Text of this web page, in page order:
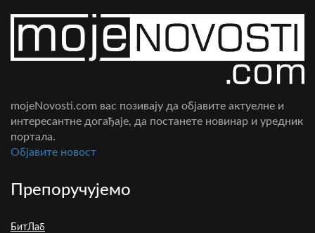
mojeNovosti.com вас позивају да објавите актуелне и
интересантне догађаје, да постанете новинар и уредник
портала.
Oбјавите новост
Препоручујемо
БитЛаб